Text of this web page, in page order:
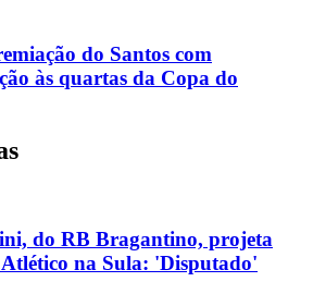
do Santos com
às quartas da Copa do
do RB Bragantino, projeta
na Sula: 'Disputado'